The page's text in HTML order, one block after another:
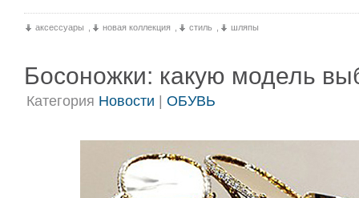
аксессуары новая коллекция стиль шляпы
Босоножки: какую модель
Категория Новости | ОБУВЬ